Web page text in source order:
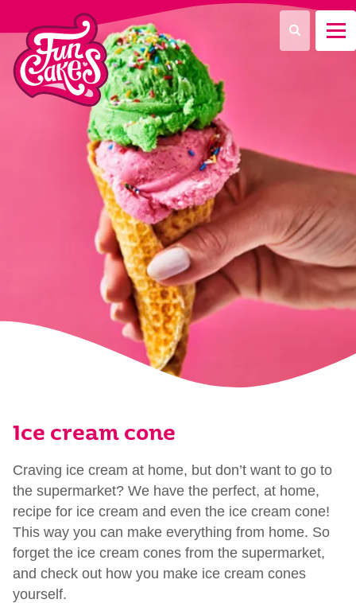
Que recherchez-vous ?
Recherche
Ice cream cone
Craving ice cream at home, but don’t want to go to
the supermarket? We have the perfect, at home,
recipe for ice cream and even the ice cream cone!
This way you can make everything from home. So
forget the ice cream cones from the supermarket,
and check out how you make ice cream cones
yourself.